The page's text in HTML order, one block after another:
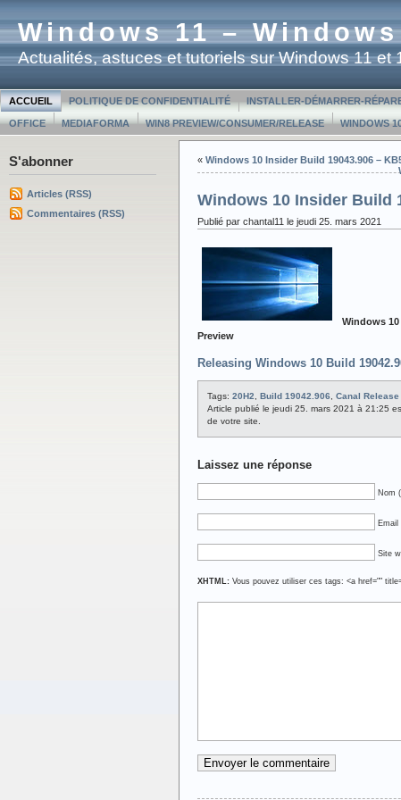
Windows 11 –
Actualités, astuces et tutoriels sur Windows 11
ACCUEIL POLITIQUE DE CONFIDENTIALITÉ INSTALLER-DÉMARRER-
OFFICE MEDIAFORMA WIN8 PREVIEW/CONSUMER/RELEASE WINDOWS
S'abonner
Articles (RSS)
Commentaires (RSS)
« Windows 10 Insider Build 19043.906 –
Windows 10 Insider Build
Publié par chantal11 le jeudi 25. mars 2021
Windows
Preview
Releasing Windows 10 Build
Tags: 20H2, Build 19042.906, Canal
Article publié le jeudi 25. mars 2021 à 21:25
de votre site.
Laissez une réponse
Nom
Email
Site
XHTML: Vous pouvez utiliser ces tags: <a href=""